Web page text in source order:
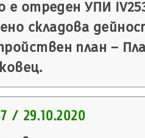
е отреден УПИ
складова
план –
/ 29.10.2020